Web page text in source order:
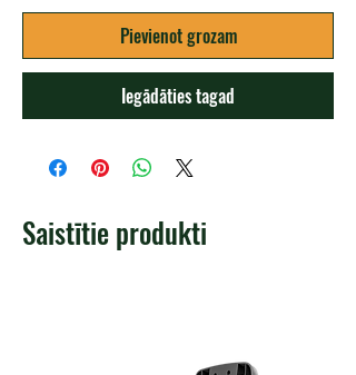
Pievienot grozam
Iegādāties tagad
Saistītie produkti